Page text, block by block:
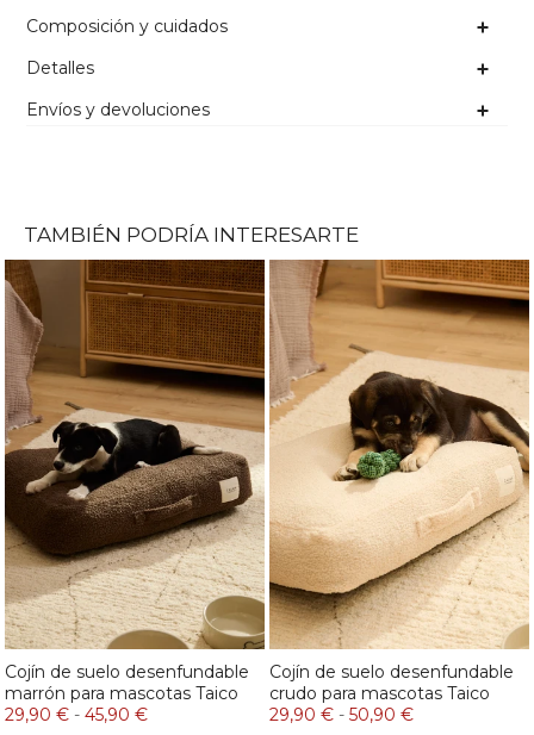
Composición y cuidados
Detalles
Envíos y devoluciones
TAMBIÉN PODRÍA INTERESARTE
Cojín de suelo desenfundable
marrón para mascotas Taico
29,90 € - 45,90 €
Cojín de suelo desenfundable
crudo para mascotas Taico
29,90 € - 50,90 €